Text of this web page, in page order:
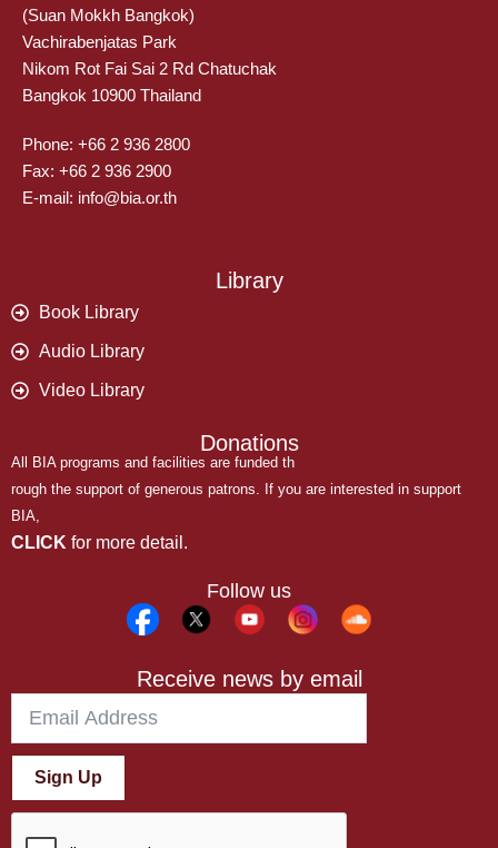
(Suan Mokkh Bangkok)
Vachirabenjatas Park
Nikom Rot Fai Sai 2 Rd Chatuchak
Bangkok 10900 Thailand
Phone: +66 2 936 2800
Fax: +66 2 936 2900
E-mail: info@bia.or.th
Library
Book Library
Audio Library
Video Library
Donations
All BIA programs and facilities are funded th
rough the support of generous patrons. If you are interested in support
BIA,
CLICK for more detail.
Follow us
Receive news by email
Sign Up